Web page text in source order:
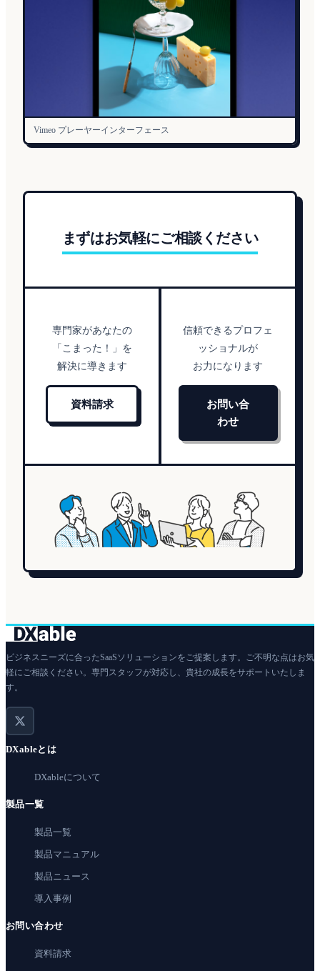
Vimeo プレーヤーインターフェース
まずはお気軽にご相談ください
専門家があなたの
「こまった！」を
解決に導きます
資料請求
信頼できるプロフェ
ッショナルが
お力になります
お問い合
わせ
ビジネスニーズに合ったSaaSソリューションをご提案します。ご不明な点はお気
軽にご相談ください。専門スタッフが対応し、貴社の成長をサポートいたしま
す。
DXableとは
DXableについて
製品一覧
製品一覧
製品マニュアル
製品ニュース
導入事例
お問い合わせ
資料請求